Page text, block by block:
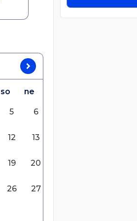
so ne
5 6
12 13
19 20
26 27